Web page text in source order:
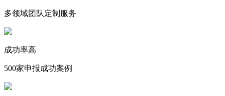
多领域团队定制服务
成功率高
500家申报成功案例